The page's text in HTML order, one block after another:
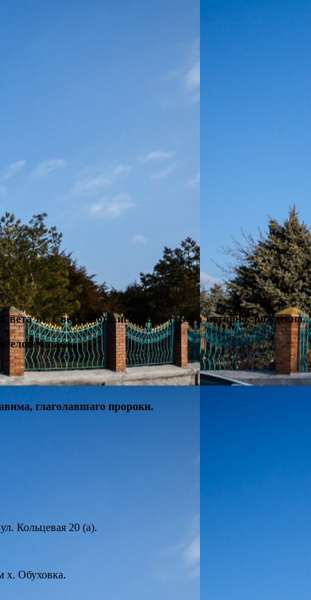
от Света, Бога истинна от Бога истинна, рожденна,
глаголавшаго пророки.
Кольцевая 20 (а).
х. Обуховка.